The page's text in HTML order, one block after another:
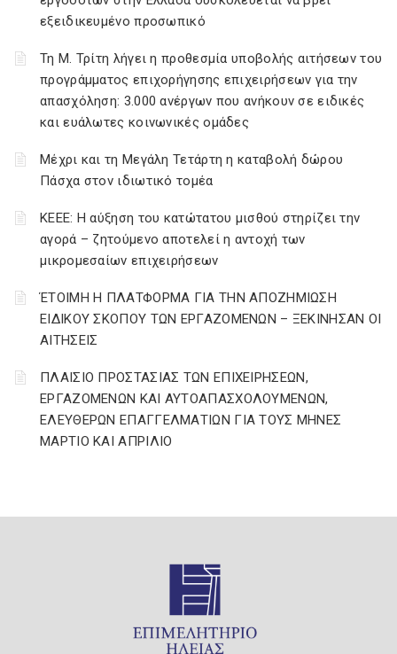
εξειδικευμένο προσωπικό
Τη Μ. Τρίτη λήγει η προθεσμία υποβολής αιτήσεων του
προγράμματος επιχορήγησης επιχειρήσεων για την
απασχόληση: 3.000 ανέργων που ανήκουν σε ειδικές
και ευάλωτες κοινωνικές ομάδες
Μέχρι και τη Μεγάλη Τετάρτη η καταβολή δώρου
Πάσχα στον ιδιωτικό τομέα
ΚΕΕΕ: Η αύξηση του κατώτατου μισθού στηρίζει την
αγορά – ζητούμενο αποτελεί η αντοχή των
μικρομεσαίων επιχειρήσεων
ΈΤΟΙΜΗ Η ΠΛΑΤΦΟΡΜΑ ΓΙΑ ΤΗΝ ΑΠΟΖΗΜΙΩΣΗ
ΕΙΔΙΚΟΥ ΣΚΟΠΟΥ ΤΩΝ ΕΡΓΑΖΟΜΕΝΩΝ – ΞΕΚΙΝΗΣΑΝ ΟΙ
ΑΙΤΗΣΕΙΣ
ΠΛΑΙΣΙΟ ΠΡΟΣΤΑΣΙΑΣ ΤΩΝ ΕΠΙΧΕΙΡΗΣΕΩΝ,
ΕΡΓΑΖΟΜΕΝΩΝ ΚΑΙ ΑΥΤΟΑΠΑΣΧΟΛΟΥΜΕΝΩΝ,
ΕΛΕΥΘΕΡΩΝ ΕΠΑΓΓΕΛΜΑΤΙΩΝ ΓΙΑ ΤΟΥΣ ΜΗΝΕΣ
ΜΑΡΤΙΟ ΚΑΙ ΑΠΡΙΛΙΟ